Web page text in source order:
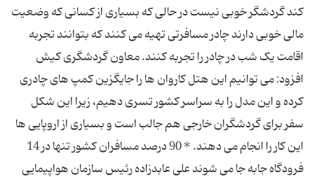
کند گردشگر خوبی نیست در حالی که بسیاری از کسانی که وضعیت
مالی خوبی دارند چادر مسافرتی تهیه می کنند که بتوانند تجربه
اقامت یک شب در چادر را تجربه کنند. معاون گردشگری کیش
افزود: می توانیم این هتل کاروان ها را جایگزین کمپ های چادری
کرده و این مدل را به سراسر کشور تسری دهیم، زیرا این شکل
سفر برای گردشگران خارجی هم جالب است و بسیاری از اروپایی ها
این کار را انجام می دهند. * 90 درصد مسافران کشور تنها در 14
فرودگاه جابه جا می شوند علی عابدزاده رئیس سازمان هواپیمایی